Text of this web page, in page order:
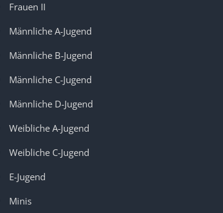
Frauen II
Männliche A-Jugend
Männliche B-Jugend
Männliche C-Jugend
Männliche D-Jugend
Weibliche A-Jugend
Weibliche C-Jugend
E-Jugend
Minis